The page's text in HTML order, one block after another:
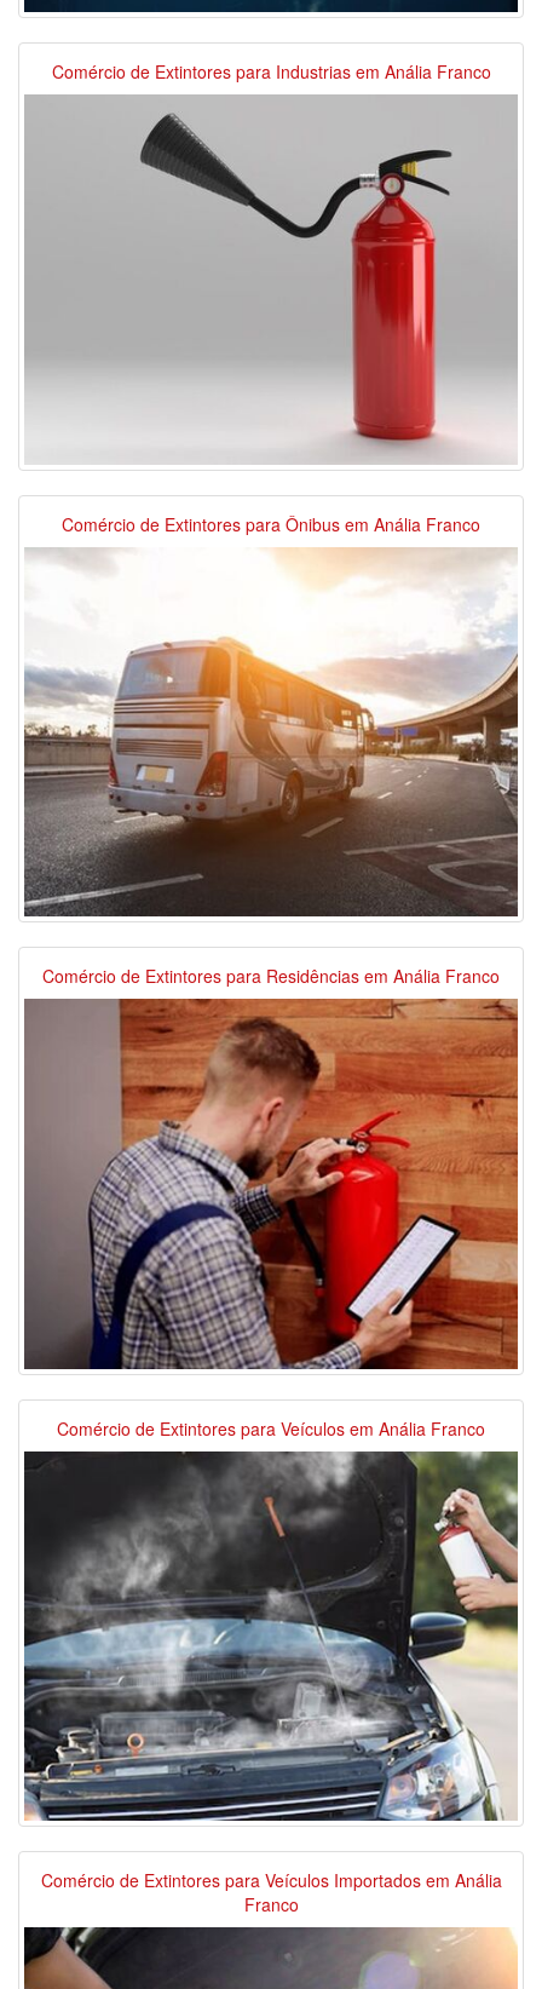
Comércio de Extintores para Industrias em Anália Franco
Comércio de Extintores para Ônibus em Anália Franco
Comércio de Extintores para Residências em Anália Franco
Comércio de Extintores para Veículos em Anália Franco
Comércio de Extintores para Veículos Importados em Anália
Franco